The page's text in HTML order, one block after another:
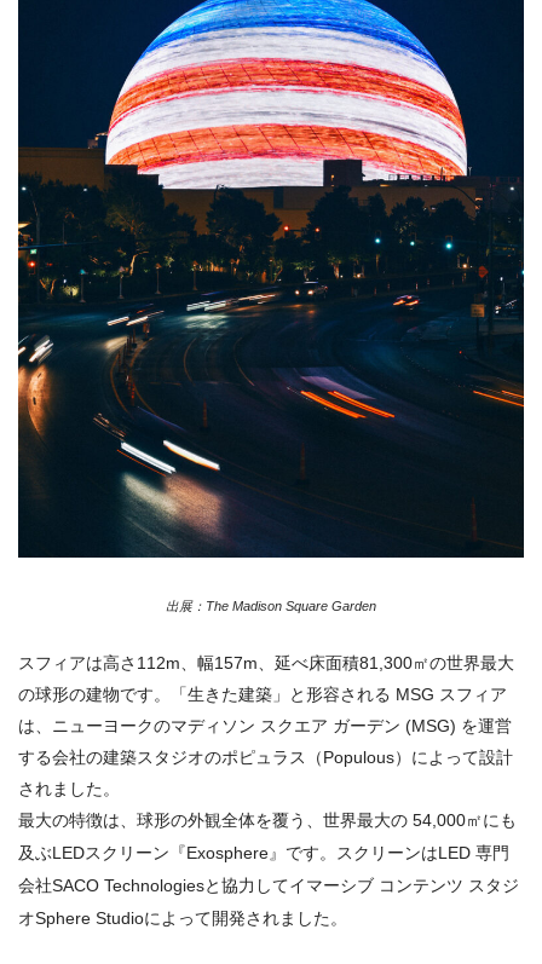
出展：The Madison Square Garden
スフィアは高さ112m、幅157m、延べ床面積81,300㎡の世界最大
の球形の建物です。「生きた建築」と形容される MSG スフィア
は、ニューヨークのマディソン スクエア ガーデン (MSG) を運営
する会社の建築スタジオのポピュラス（Populous）によって設計
されました。
最大の特徴は、球形の外観全体を覆う、世界最大の 54,000㎡にも
及ぶLEDスクリーン『Exosphere』です。スクリーンはLED 専門
会社SACO Technologiesと協力してイマーシブ コンテンツ スタジ
オSphere Studioによって開発されました。